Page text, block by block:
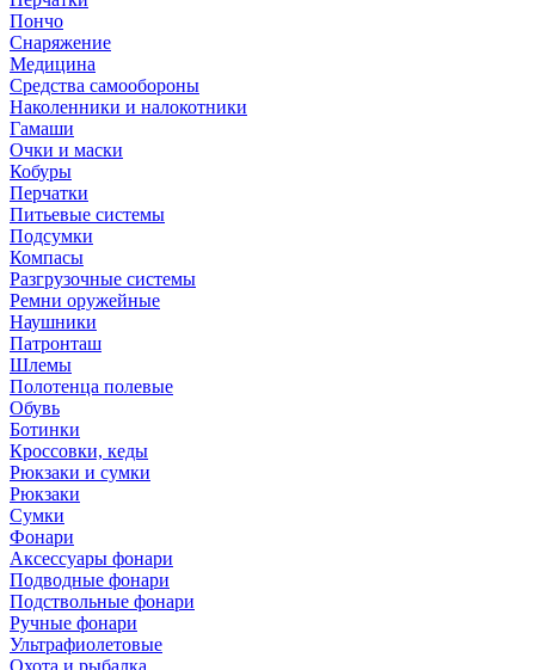
Пончо
Снаряжение
Медицина
Средства самообороны
Наколенники и налокотники
Гамаши
Очки и маски
Кобуры
Перчатки
Питьевые системы
Подсумки
Компасы
Разгрузочные системы
Ремни оружейные
Наушники
Патронташ
Шлемы
Полотенца полевые
Обувь
Ботинки
Кроссовки, кеды
Рюкзаки и сумки
Рюкзаки
Сумки
Фонари
Аксессуары фонари
Подводные фонари
Подствольные фонари
Ручные фонари
Ультрафиолетовые
Охота и рыбалка